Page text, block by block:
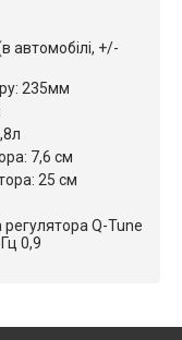
автомобілі, +/-
235мм
7,6 см
25 см
Q-Tune
0,9